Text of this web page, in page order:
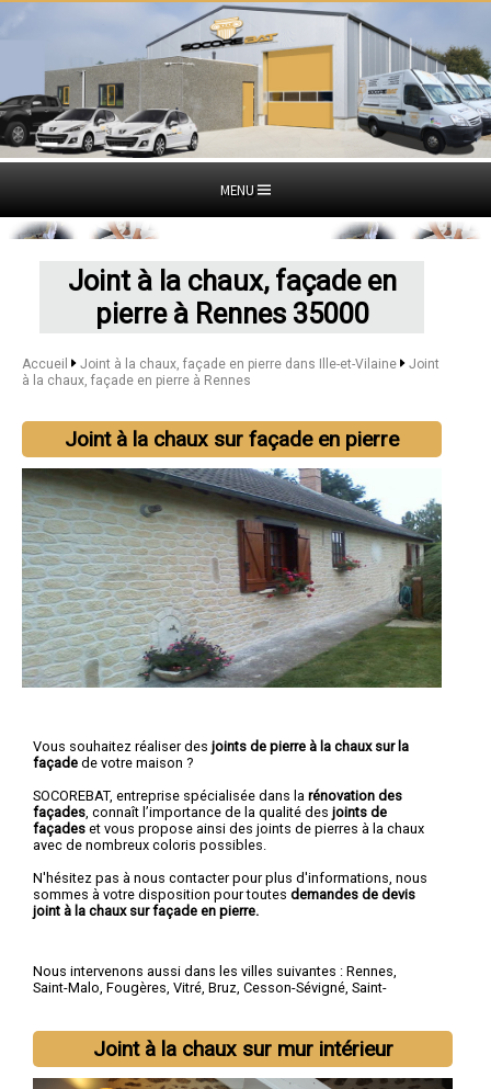
MENU
Joint à la chaux, façade en
pierre à Rennes 35000
Accueil Joint à la chaux, façade en pierre dans Ille-et-Vilaine
Joint
à la chaux, façade en pierre à Rennes
Joint à la chaux sur façade en pierre
Vous souhaitez réaliser des joints de pierre à la chaux sur la
façade de votre maison ?
SOCOREBAT, entreprise spécialisée dans la rénovation des
façades , connaît l’importance de la qualité des joints de
façades et vous propose ainsi des joints de pierres à la chaux
avec de nombreux coloris possibles.
N'hésitez pas à nous contacter pour plus d'informations, nous
sommes à votre disposition pour toutes demandes de devis
joint à la chaux sur façade en pierre.
Nous intervenons aussi dans les villes suivantes : Rennes,
Saint-Malo, Fougères, Vitré, Bruz, Cesson-Sévigné, Saint-
Joint à la chaux sur mur intérieur